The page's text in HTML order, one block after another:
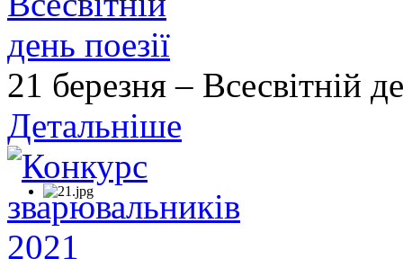
21 березня – Всесвітній
Детальніше